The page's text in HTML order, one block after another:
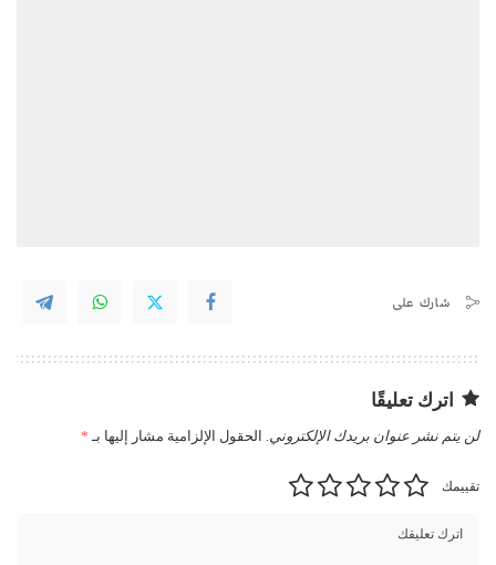
شارك على
اترك تعليقًا
لن يتم نشر عنوان بريدك الإلكتروني. الحقول الإلزامية مشار إليها بـ *
تقييمك